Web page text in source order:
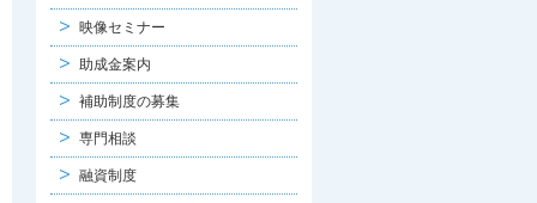
映像セミナー
助成金案内
補助制度の募集
専門相談
融資制度